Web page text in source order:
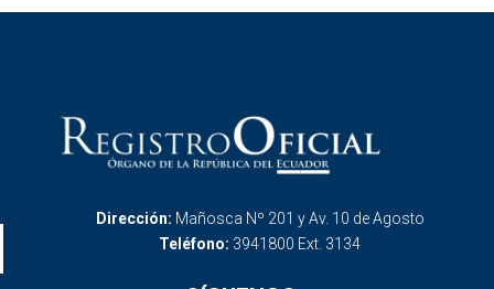
Dirección: Mañosca Nº 201 y Av. 10 de Agosto
Teléfono: 3941800 Ext. 3134